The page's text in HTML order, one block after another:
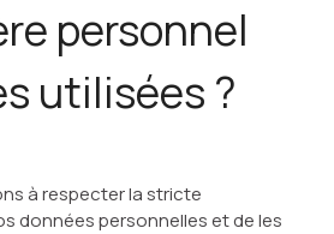
personnel
utilisées ?
à respecter la stricte
données personnelles et de les